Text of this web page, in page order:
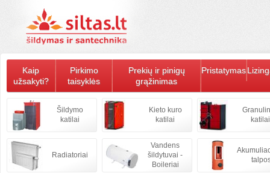
Kaip
užsakyti?
Pirkimo
taisyklės
Prekių ir pinigų
grąžinimas
Pristatymas
Šildymo
katilai
Kieto kuro
katilai
katilai
Radiatoriai
Vandens
šildytuvai -
Boileriai